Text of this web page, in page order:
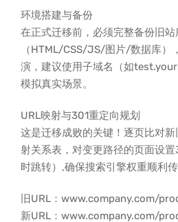
环境搭建与备份
在正式迁移前，必须完整备份旧
（HTML/CSS/JS/图片/数据库）
演，建议使用子域名（如
模拟真实场景。
URL映射与301重定向规划
这是迁移成败的关键！逐页比对
射关系表，对变更路径的页面设
时跳转）,确保搜索引擎权重顺利传
旧URL：www.company.com/
新URL：www.company.com/